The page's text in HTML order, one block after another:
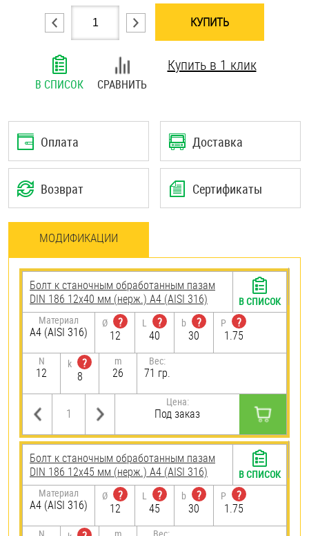
КУПИТЬ
В СПИСОК СРАВНИТЬ
Купить в 1 клик
Оплата Доставка
Возврат Сертификаты
МОДИФИКАЦИИ
Болт к станочным обработанным пазам
DIN 186 12х40 мм (нерж.) A4 (AISI 316)
Материал
A4 (AISI 316)
Ø
?
12
L
?
40
b
?
30
P
?
1.75
N
12
k
?
8
m
26
Вес:
71 гр.
Цена:
Под заказ
В СПИСОК
Болт к станочным обработанным пазам
DIN 186 12х45 мм (нерж.) A4 (AISI 316)
Материал
A4 (AISI 316)
Ø
?
12
L
?
45
b
?
30
P
?
1.75
В СПИСОК